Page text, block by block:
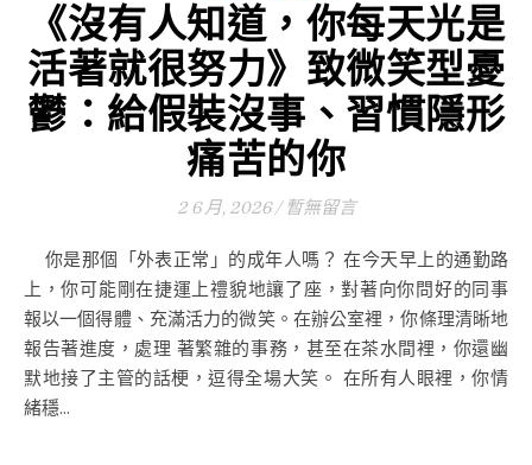
《沒有人知道，你每天光是
活著就很努力》致微笑型憂
鬱：給假裝沒事、習慣隱形
痛苦的你
2 6 月, 2026 / 暫無留言
你是那個「外表正常」的成年人嗎？ 在今天早上的通勤路
上，你可能剛在捷運上禮貌地讓了座，對著向你問好的同事
報以一個得體、充滿活力的微笑。在辦公室裡，你條理清晰地
報告著進度，處理 著繁雜的事務，甚至在茶水間裡，你還幽
默地接了主管的話梗，逗得全場大笑。 在所有人眼裡，你情
緒穩...